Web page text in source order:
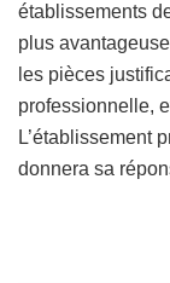
établissements
plus
les pièces
professionnelle,
L’établissement
donnera sa